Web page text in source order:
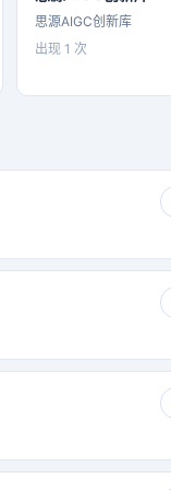
思源AIGC创新库
出现 1 次